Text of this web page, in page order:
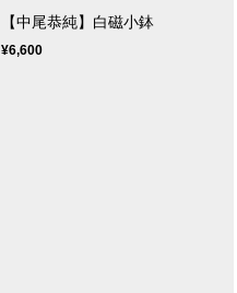
【中尾恭純】白磁小鉢
¥6,600